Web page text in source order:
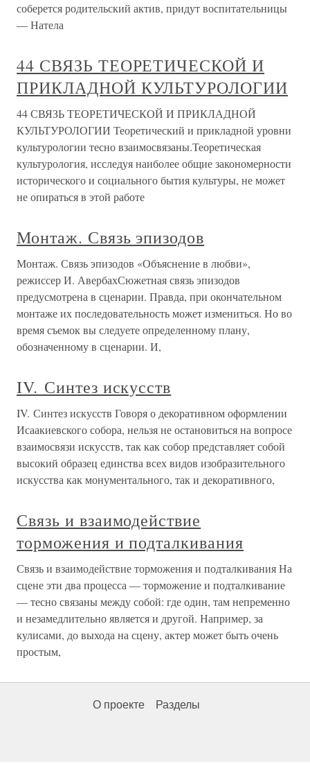
соберется родительский актив, придут воспитательницы
— Натела
44 СВЯЗЬ ТЕОРЕТИЧЕСКОЙ И
ПРИКЛАДНОЙ КУЛЬТУРОЛОГИИ
44 СВЯЗЬ ТЕОРЕТИЧЕСКОЙ И ПРИКЛАДНОЙ
КУЛЬТУРОЛОГИИ Теоретический и прикладной уровни
культурологии тесно взаимосвязаны.Теоретическая
культурология, исследуя наиболее общие закономерности
исторического и социального бытия культуры, не может
не опираться в этой работе
Монтаж. Связь эпизодов
Монтаж. Связь эпизодов «Объяснение в любви»,
режиссер И. АвербахСюжетная связь эпизодов
предусмотрена в сценарии. Правда, при окончательном
монтаже их последовательность может измениться. Но во
время съемок вы следуете определенному плану,
обозначенному в сценарии. И,
IV. Синтез искусств
IV. Синтез искусств Говоря о декоративном оформлении
Исаакиевского собора, нельзя не остановиться на вопросе
взаимосвязи искусств, так как собор представляет собой
высокий образец единства всех видов изобразительного
искусства как монументального, так и декоративного,
Связь и взаимодействие
торможения и подталкивания
Связь и взаимодействие торможения и подталкивания На
сцене эти два процесса — торможение и подталкивание
— тесно связаны между собой: где один, там непременно
и незамедлительно является и другой. Например, за
кулисами, до выхода на сцену, актер может быть очень
простым,
О проекте Разделы